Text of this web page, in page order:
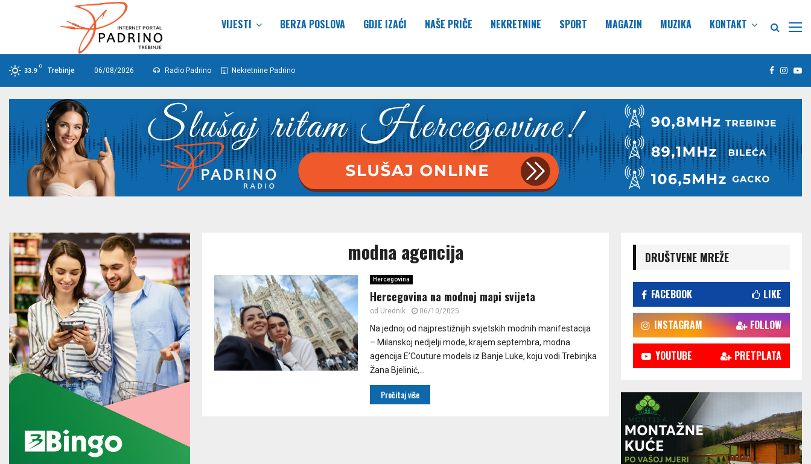
VIJESTI BERZA POSLOVA GDJE IZAĆI NAŠE PRIČE NEKRETNINE SPORT MAGAZIN MUZIKA KONTAKT
33.9
C
Trebinje 06/08/2026 Radio Padrino Nekretnine Padrino Facebook
modna agencija
Hercegovina
Hercegovina na modnoj mapi svijeta
od Urednik 06/10/2025
Na jednoj od najprestižnijih svjetskih modnih manifestacija
– Milanskoj nedjelji mode, krajem septembra, modna
agencija E’Couture models iz Banje Luke, koju vodi Trebinjka
Žana Bjelinić,...
Pročitaj više
DRUŠTVENE MREŽE
FACEBOOK LIKE
INSTAGRAM FOLLOW
YOUTUBE PRETPLATA